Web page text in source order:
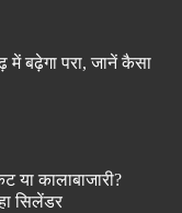
में बढ़ेगा परा, जानें कैसा
कालाबाजारी?
सिलेंडर